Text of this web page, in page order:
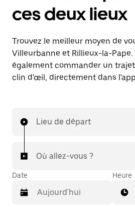
ces deux lieux
Trouvez le meilleur moyen de
Villeurbanne et Rillieux-la-Pape.
également commander un
clin d'œil, directement dans
Lieu de départ
Où allez-vous ?
Date Heure